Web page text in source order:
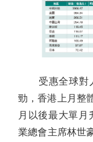
受惠全球對人
勁，香港上月整
月以後最大單月
業總會主席林世